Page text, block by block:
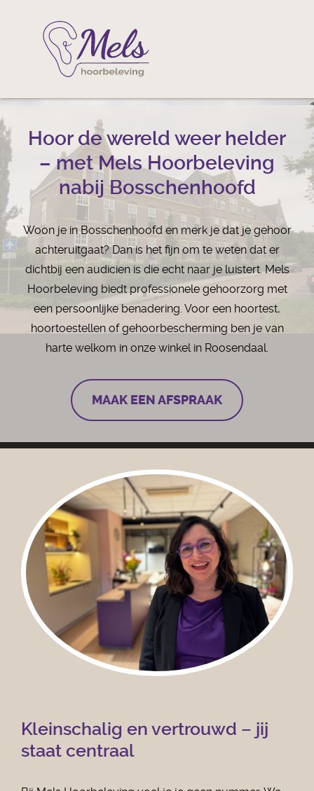
Hoor de wereld weer helder
– met Mels Hoorbeleving
nabij Bosschenhoofd
Woon je in Bosschenhoofd en merk je dat je gehoor
achteruitgaat? Dan is het fijn om te weten dat er
dichtbij een audicien is die echt naar je luistert. Mels
Hoorbeleving biedt professionele gehoorzorg met
een persoonlijke benadering. Voor een hoortest,
hoortoestellen of gehoorbescherming ben je van
harte welkom in onze winkel in Roosendaal.
MAAK EEN AFSPRAAK
Kleinschalig en vertrouwd – jij
staat centraal